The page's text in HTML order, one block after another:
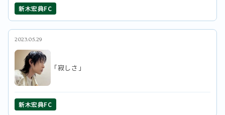
新木宏典FC
2023.05.29
「寂しさ」
新木宏典FC